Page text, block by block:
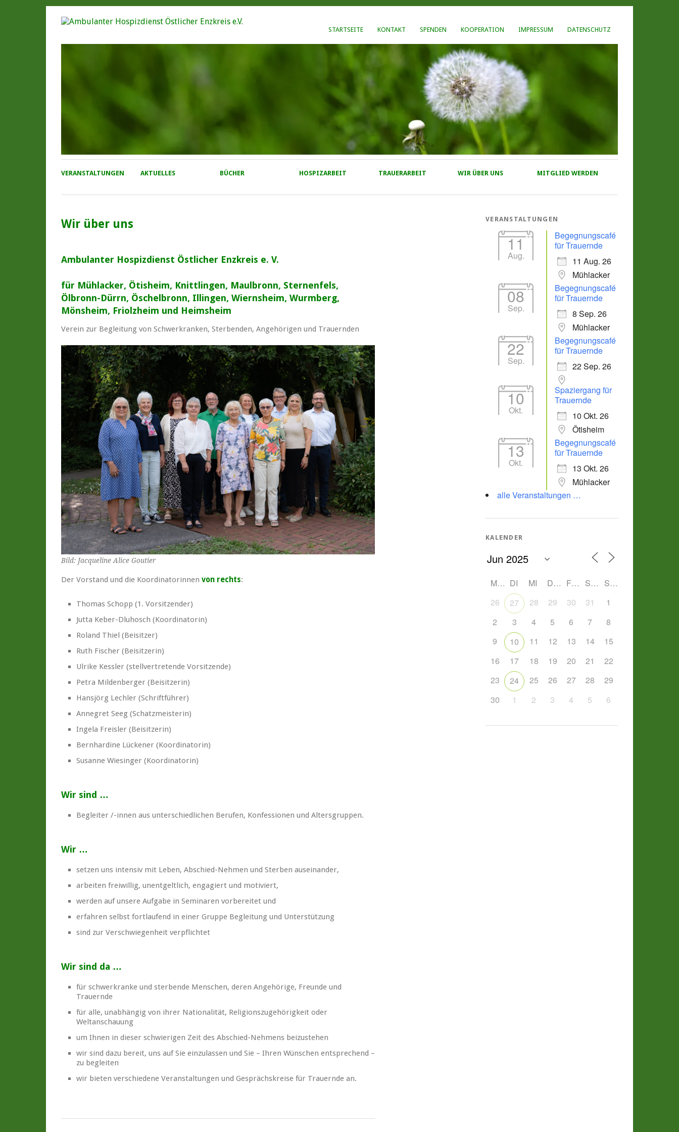
STARTSEITE KONTAKT SPENDEN KOOPERATION IMPRESSUM DATENSCHUTZ
VERANSTALTUNGEN AKTUELLES BÜCHER HOSPIZARBEIT TRAUERARBEIT WIR ÜBER UNS MITGLIED WERDEN
Wir über uns
Ambulanter Hospizdienst Östlicher Enzkreis e. V.
für Mühlacker, Ötisheim, Knittlingen, Maulbronn, Sternenfels,
Ölbronn-Dürrn, Öschelbronn, Illingen, Wiernsheim, Wurmberg,
Mönsheim, Friolzheim und Heimsheim
Verein zur Begleitung von Schwerkranken, Sterbenden, Angehörigen und Trauernden
Bild: Jacqueline Alice Goutier
Der Vorstand und die Koordinatorinnen von rechts:
Thomas Schopp (1. Vorsitzender)
Jutta Keber-Dluhosch (Koordinatorin)
Roland Thiel (Beisitzer)
Ruth Fischer (Beisitzerin)
Ulrike Kessler (stellvertretende Vorsitzende)
Petra Mildenberger (Beisitzerin)
Hansjörg Lechler (Schriftführer)
Annegret Seeg (Schatzmeisterin)
Ingela Freisler (Beisitzerin)
Bernhardine Lückener (Koordinatorin)
Susanne Wiesinger (Koordinatorin)
Wir sind …
Begleiter /-innen aus unterschiedlichen Berufen, Konfessionen und Altersgruppen.
Wir …
setzen uns intensiv mit Leben, Abschied-Nehmen und Sterben auseinander,
arbeiten freiwillig, unentgeltlich, engagiert und motiviert,
werden auf unsere Aufgabe in Seminaren vorbereitet und
erfahren selbst fortlaufend in einer Gruppe Begleitung und Unterstützung
sind zur Verschwiegenheit verpflichtet
Wir sind da …
für schwerkranke und sterbende Menschen, deren Angehörige, Freunde und
Trauernde
für alle, unabhängig von ihrer Nationalität, Religionszugehörigkeit oder
Weltanschauung
um Ihnen in dieser schwierigen Zeit des Abschied-Nehmens beizustehen
wir sind dazu bereit, uns auf Sie einzulassen und Sie – Ihren Wünschen entsprechend –
zu begleiten
wir bieten verschiedene Veranstaltungen und Gesprächskreise für Trauernde an.
VERANSTALTUNGEN
11
Aug.
Begegnungscafé
für Trauernde
11 Aug. 26
Mühlacker
08
Sep.
Begegnungscafé
für Trauernde
8 Sep. 26
Mühlacker
22
Sep.
Begegnungscafé
für Trauernde
22 Sep. 26
10
Okt.
Spaziergang für
Trauernde
10 Okt. 26
Ötisheim
13
Okt.
Begegnungscafé
für Trauernde
13 Okt. 26
Mühlacker
alle Veranstaltungen …
KALENDER
MO DI MI DO FR SA
SO
26
27 28 29 30 31
1
2
3 4 5 6 7
8
9
10 11 12 13 14
15
16
17 18 19 20 21
22
23
24 25 26 27 28
29
30
1 2 3 4 5 6